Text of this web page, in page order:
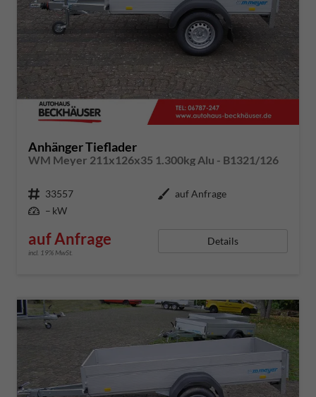
Anhänger Tieflader
WM Meyer 211x126x35 1.300kg Alu - B1321/126
Fahrzeugnummer 33557 Außenfarbe auf Anfrage
Leistung – kW
auf Anfrage
incl. 19% MwSt.
Details